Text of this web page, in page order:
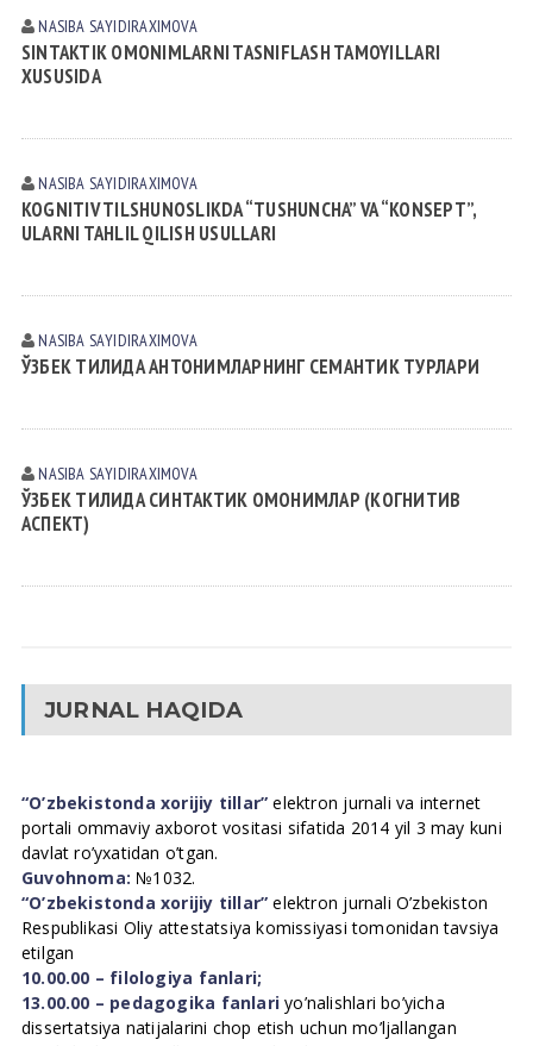
NASIBA SАYIDIRАXIMOVА
SINTAKTIK OMONIMLARNI TASNIFLASH TAMOYILLARI
XUSUSIDA
NASIBA SАYIDIRАXIMOVА
KOGNITIV TILSHUNOSLIKDA “TUSHUNCHA” VA “KONSEPT”,
ULARNI TAHLIL QILISH USULLARI
NASIBA SАYIDIRАXIMOVА
ЎЗБЕК ТИЛИДА АНТОНИМЛАРНИНГ СЕМАНТИК ТУРЛАРИ
NASIBA SАYIDIRАXIMOVА
ЎЗБЕК ТИЛИДА СИНТАКТИК ОМОНИМЛАР (КОГНИТИВ
АСПЕКТ)
JURNAL HAQIDA
“O’zbekistonda xorijiy tillar” elektron jurnali va internet
portali ommaviy axborot vositasi sifatida 2014 yil 3 may kuni
davlat ro’yxatidan o’tgan.
Guvohnoma: №1032.
“O’zbekistonda xorijiy tillar” elektron jurnali O’zbekiston
Respublikasi Oliy attestatsiya komissiyasi tomonidan tavsiya
etilgan
10.00.00 – filologiya fanlari;
13.00.00 – pedagogika fanlari yo’nalishlari bo’yicha
dissertatsiya natijalarini chop etish uchun mo’ljallangan